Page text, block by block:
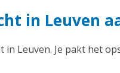
in Leuven
Leuven. Je pakt het